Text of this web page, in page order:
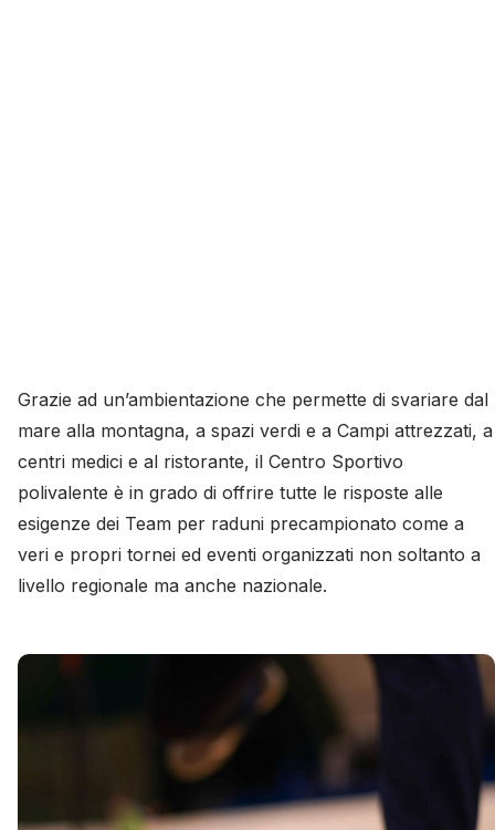
Grazie ad un’ambientazione che permette di svariare dal
mare alla montagna, a spazi verdi e a Campi attrezzati, a
centri medici e al ristorante, il Centro Sportivo
polivalente è in grado di offrire tutte le risposte alle
esigenze dei Team per raduni precampionato come a
veri e propri tornei ed eventi organizzati non soltanto a
livello regionale ma anche nazionale.